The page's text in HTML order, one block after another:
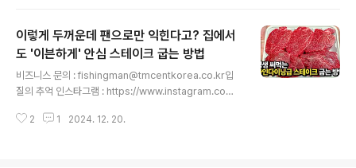
s://www.youtube.com/입질의추억tv 오늘은 냉동 랍스
터 테일에 대해 알아보았습니다. 홈파티용 음식에 도움되
시기 바랍니다. 입질의추억TV를 구독(무료)하는 것은 사
랑입니다~♥ '좋아요와 알림설정도' 부탁드려요! ^^ - 총괄
및 기획 : 김지민, 조정연- 촬영 및 가편집 :..
이렇게 두꺼운데 팬으로만 익힌다고? 집에서
도 '이븐하게' 안심 스테이크 굽는 방법
비즈니스 문의 : fishingman@tmcentkorea.co.kr입
질의 추억 인스타그램 : https://www.instagram.com/
com/slds2입질의 추억 티스토리 블로그 : https://slds
2 1 2024. 12. 20.